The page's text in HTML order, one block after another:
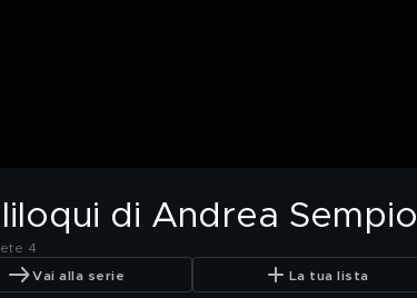
di Andrea Sempio
4
Vai alla serie La tua lista